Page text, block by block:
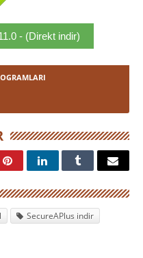
- (Direkt indir)
SecureAPlus indir